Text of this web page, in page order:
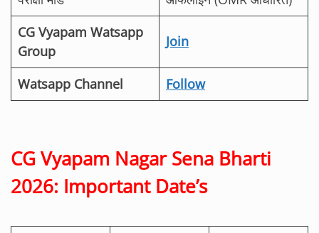
CG Vyapam Watsapp
Group
Join
Watsapp Channel Follow
CG Vyapam Nagar Sena Bharti
2026: Important Date’s